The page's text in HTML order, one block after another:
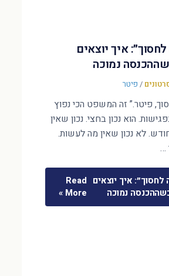
איך יוצאים
נמוכה
/ פיטר
פיטר.” זה המשפט הכי נפוץ
הוא נכון בחצי. נכון שאין
לא נכון שאין מה לעשות.
…
לחסוך״: איך יוצאים
נמוכה
Read
More »